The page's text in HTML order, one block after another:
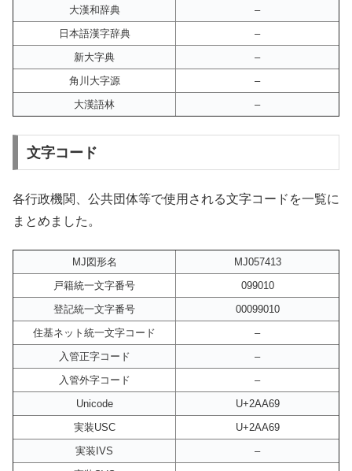
大漢和辞典
–
日本語漢字辞典
–
新大字典
–
角川大字源
–
大漢語林
–
文字コード
各行政機関、公共団体等で使用される文字コードを一覧に
まとめました。
MJ図形名
MJ057413
戸籍統一文字番号
099010
登記統一文字番号
00099010
住基ネット統一文字コード
–
入管正字コード
–
入管外字コード
–
Unicode
U+2AA69
実装USC
U+2AA69
実装IVS
–